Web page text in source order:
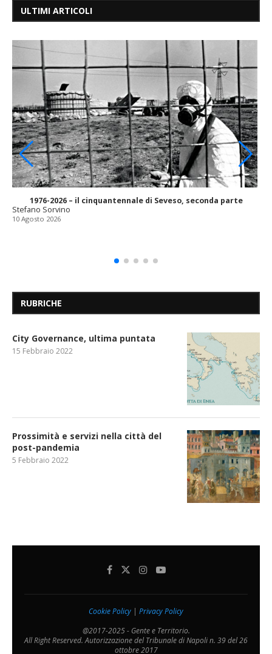
ULTIMI ARTICOLI
1976-2026 – il cinquantennale di Seveso, seconda parte
Stefano Sorvino
10 Agosto 2026
RUBRICHE
City Governance, ultima puntata
15 Febbraio 2022
Prossimità e servizi nella città del
post-pandemia
5 Febbraio 2022
Cookie Policy | Privacy Policy
@2017-2025 - Gente e Territorio.
All Right Reserved. Autorizzazione del Tribunale di Napoli n. 39 del 26
ottobre 2017